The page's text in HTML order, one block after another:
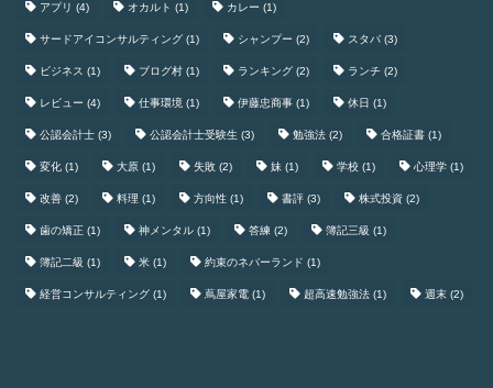
アプリ (4) オカルト (1) カレー (1)
サードアイコンサルティング (1) シャンプー (2) スタバ (3)
ビジネス (1) ブログ村 (1) ランキング (2) ランチ (2)
レビュー (4) 仕事環境 (1) 伊藤忠商事 (1) 休日 (1)
公認会計士 (3) 公認会計士受験生 (3) 勉強法 (2) 合格証書 (1)
変化 (1) 大原 (1) 失敗 (2) 妹 (1) 学校 (1) 心理学 (1)
改善 (2) 料理 (1) 方向性 (1) 書評 (3) 株式投資 (2)
歯の矯正 (1) 神メンタル (1) 答練 (2) 簿記三級 (1)
簿記二級 (1) 米 (1) 約束のネバーランド (1)
経営コンサルティング (1) 蔦屋家電 (1) 超高速勉強法 (1) 週末 (2)